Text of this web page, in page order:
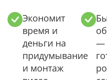
Экономит
время и
деньги на
придумывание
и монтаж
—